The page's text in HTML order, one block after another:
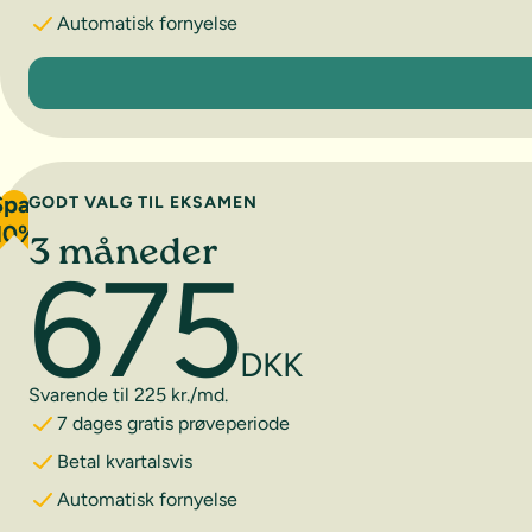
Automatisk fornyelse
1 måned
GODT VALG TIL EKSAMEN
3 måneder
675DKK
Svarende til 225 kr./md.
7 dages gratis prøveperiode
Betal kvartalsvis
Automatisk fornyelse